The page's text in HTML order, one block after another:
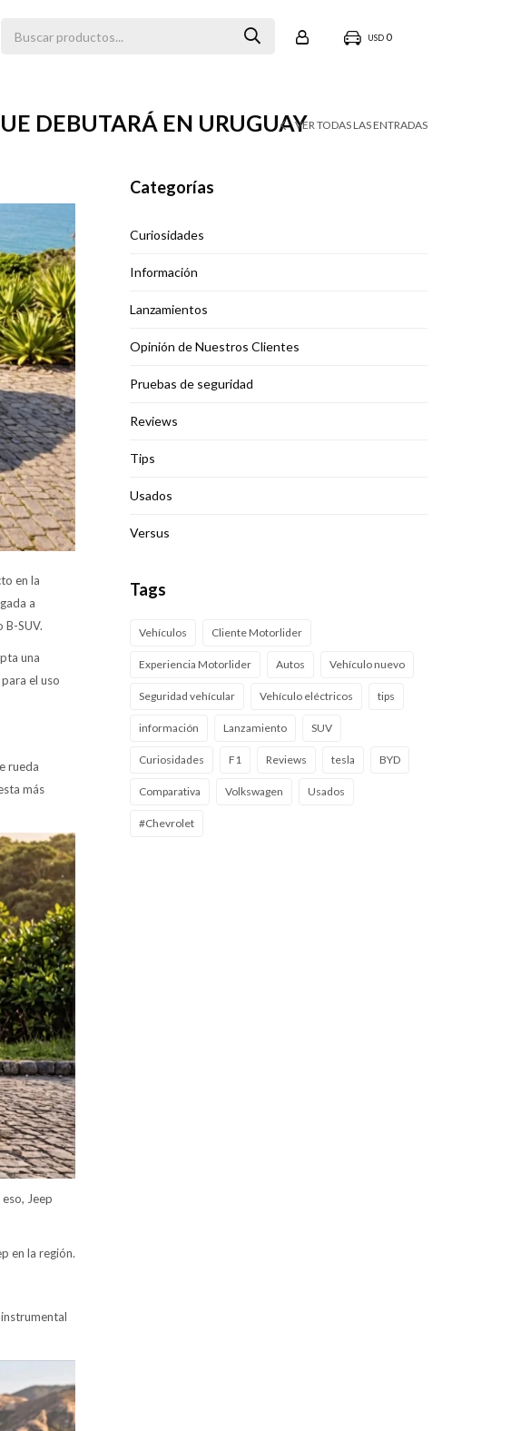
USD 0
DEBUTARÁ EN URUGUAYVER TODAS LAS ENTRADAS
en la
a
SUV.
una
el uso
rueda
más
Jeep
en la región.
Categorías
Curiosidades
Información
Lanzamientos
Opinión de Nuestros Clientes
Pruebas de seguridad
Reviews
Tips
Usados
Versus
Tags
Vehículos Cliente Motorlider
Experiencia Motorlider Autos Vehículo nuevo
Seguridad vehícular Vehículo eléctricos tips
información Lanzamiento SUV
Curiosidades F1 Reviews tesla BYD
Comparativa Volkswagen Usados
#Chevrolet